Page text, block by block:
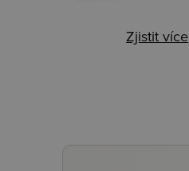
Zjistit více